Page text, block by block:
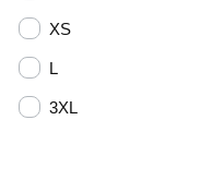
XS
L
3XL